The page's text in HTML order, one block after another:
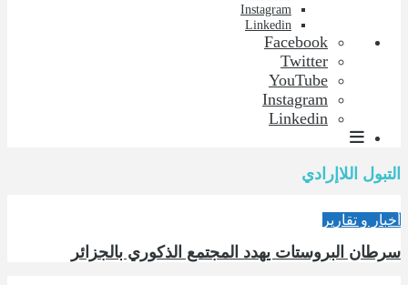
Instagram
Linkedin
Facebook
Twitter
YouTube
Instagram
Linkedin
التبول اللاإرادي
أخبار و تقارير
سرطان البروستات يهدد المجتمع الذكوري بالجزائر